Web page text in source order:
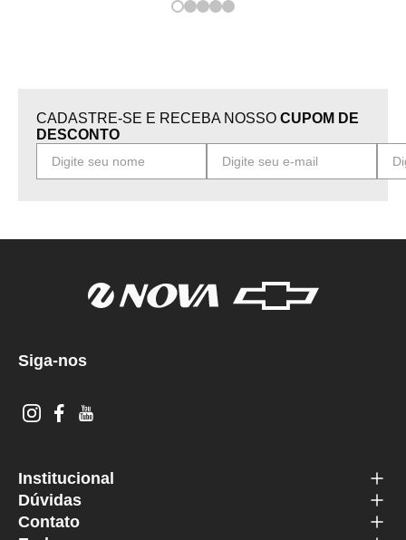
CADASTRE-SE E RECEBA NOSSO CUPOM DE
DESCONTO
Siga-nos
Institucional
Dúvidas
Contato